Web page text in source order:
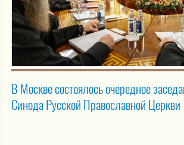
В Москве состоялось очередное
Синода Русской Православной Церкви